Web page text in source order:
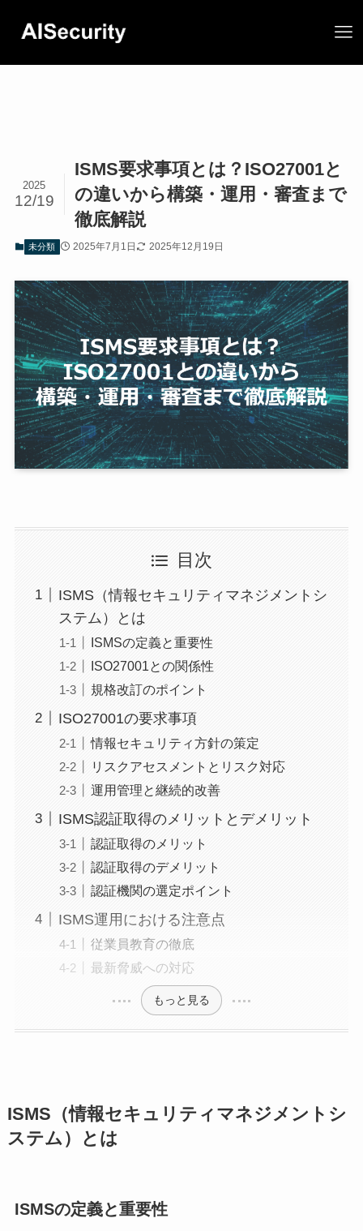
ISMS要求事項とは？ISO27001と
の違いから構築・運用・審査まで
徹底解説
2025
12/19
未分類 2025年7月1日 2025年12月19日
目次
ISMS（情報セキュリティマネジメントシ
ステム）とは
ISMSの定義と重要性
ISO27001との関係性
規格改訂のポイント
ISO27001の要求事項
情報セキュリティ方針の策定
リスクアセスメントとリスク対応
運用管理と継続的改善
ISMS認証取得のメリットとデメリット
認証取得のメリット
認証取得のデメリット
認証機関の選定ポイント
ISMS運用における注意点
従業員教育の徹底
最新脅威への対応
もっと見る
ISMS（情報セキュリティマネジメントシ
ステム）とは
ISMSの定義と重要性